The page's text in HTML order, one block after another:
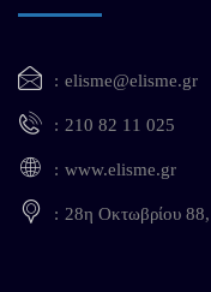
elisme@elisme.gr
210 82 11 025
www.elisme.gr
28η Οκτωβρίου